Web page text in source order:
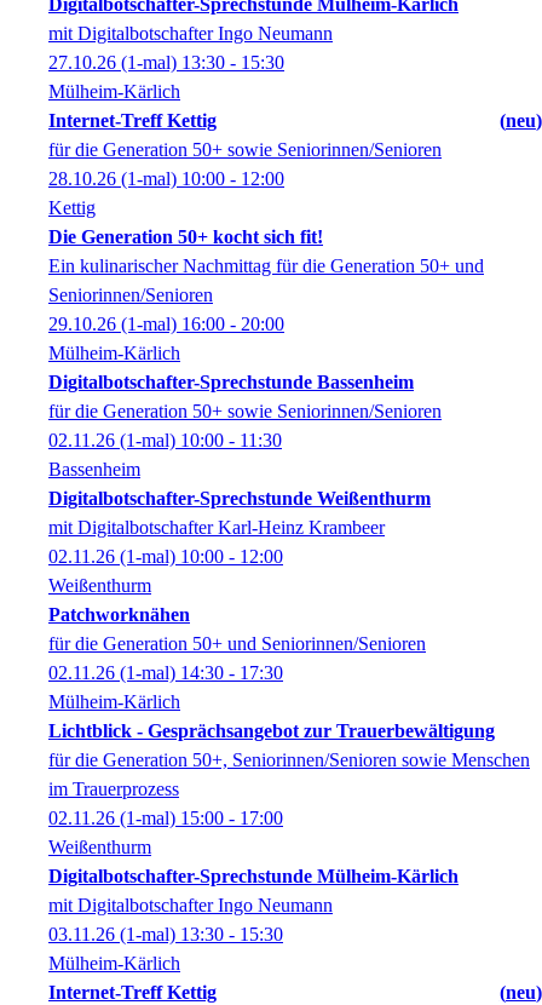
Digitalbotschafter-Sprechstunde Mülheim-Kärlich
mit Digitalbotschafter Ingo Neumann
27.10.26 (1-mal) 13:30 - 15:30
Mülheim-Kärlich
Internet-Treff Kettig
neu
für die Generation 50+ sowie Seniorinnen/Senioren
28.10.26 (1-mal) 10:00 - 12:00
Kettig
Die Generation 50+ kocht sich fit!
Ein kulinarischer Nachmittag für die Generation 50+ und
Seniorinnen/Senioren
29.10.26 (1-mal) 16:00 - 20:00
Mülheim-Kärlich
Digitalbotschafter-Sprechstunde Bassenheim
für die Generation 50+ sowie Seniorinnen/Senioren
02.11.26 (1-mal) 10:00 - 11:30
Bassenheim
Digitalbotschafter-Sprechstunde Weißenthurm
mit Digitalbotschafter Karl-Heinz Krambeer
02.11.26 (1-mal) 10:00 - 12:00
Weißenthurm
Patchworknähen
für die Generation 50+ und Seniorinnen/Senioren
02.11.26 (1-mal) 14:30 - 17:30
Mülheim-Kärlich
Lichtblick - Gesprächsangebot zur Trauerbewältigung
für die Generation 50+, Seniorinnen/Senioren sowie Menschen
im Trauerprozess
02.11.26 (1-mal) 15:00 - 17:00
Weißenthurm
Digitalbotschafter-Sprechstunde Mülheim-Kärlich
mit Digitalbotschafter Ingo Neumann
03.11.26 (1-mal) 13:30 - 15:30
Mülheim-Kärlich
Internet-Treff Kettig
neu